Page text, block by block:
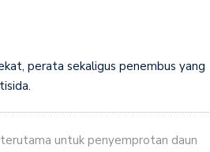
perata sekaligus penembus yang
untuk penyemprotan daun